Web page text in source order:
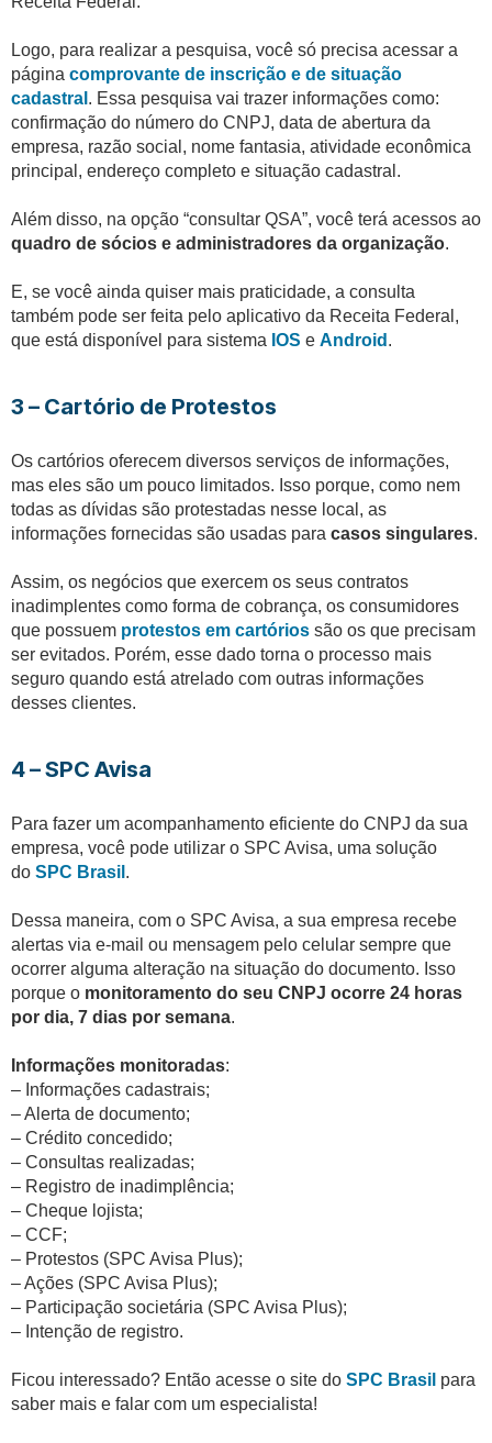
Logo, para realizar a pesquisa, você só precisa acessar a
página comprovante de inscrição e de situação
cadastral . Essa pesquisa vai trazer informações como:
confirmação do número do CNPJ, data de abertura da
empresa, razão social, nome fantasia, atividade econômica
principal, endereço completo e situação cadastral.
Além disso, na opção “consultar QSA”, você terá acessos ao
quadro de sócios e administradores da organização.
E, se você ainda quiser mais praticidade, a consulta
também pode ser feita pelo aplicativo da Receita Federal,
que está disponível para sistema IOS e Android .
3 – Cartório de Protestos
Os cartórios oferecem diversos serviços de informações,
mas eles são um pouco limitados. Isso porque, como nem
todas as dívidas são protestadas nesse local, as
informações fornecidas são usadas para casos singulares.
Assim, os negócios que exercem os seus contratos
inadimplentes como forma de cobrança, os consumidores
que possuem protestos em cartórios são os que precisam
ser evitados. Porém, esse dado torna o processo mais
seguro quando está atrelado com outras informações
desses clientes.
4 – SPC Avisa
Para fazer um acompanhamento eficiente do CNPJ da sua
empresa, você pode utilizar o SPC Avisa, uma solução
do SPC Brasil .
Dessa maneira, com o SPC Avisa, a sua empresa recebe
alertas via e-mail ou mensagem pelo celular sempre que
ocorrer alguma alteração na situação do documento. Isso
porque o monitoramento do seu CNPJ ocorre 24 horas
por dia, 7 dias por semana.
Informações monitoradas:
– Informações cadastrais;
– Alerta de documento;
– Crédito concedido;
– Consultas realizadas;
– Registro de inadimplência;
– Cheque lojista;
– CCF;
– Protestos (SPC Avisa Plus);
– Ações (SPC Avisa Plus);
– Participação societária (SPC Avisa Plus);
– Intenção de registro.
Ficou interessado? Então acesse o site do SPC Brasil para
saber mais e falar com um especialista!